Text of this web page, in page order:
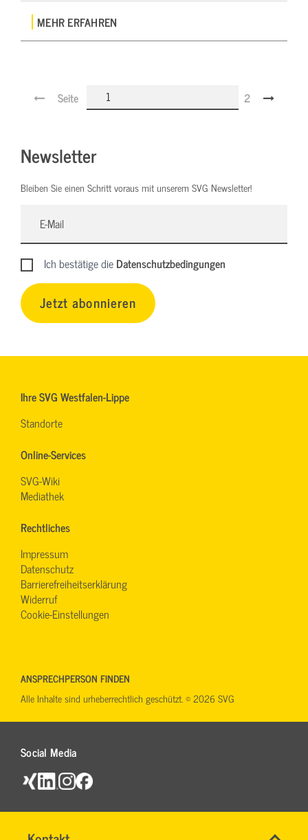
Name*
MEHR ERFAHREN
Seite 2
Newsletter
Bleiben Sie einen Schritt voraus mit unserem SVG Newsletter!
Ich bestätige dieDatenschutzbedingungen
Jetzt abonnieren
Ihre SVG Westfalen-Lippe
Standorte
Online-Services
SVG-Wiki
Mediathek
Rechtliches
Impressum
Datenschutz
Barrierefreiheitserklärung
Widerruf
Cookie-Einstellungen
Social Media
ANSPRECHPERSON FINDEN
Alle Inhalte sind urheberrechtlich geschützt. © 2026 SVG